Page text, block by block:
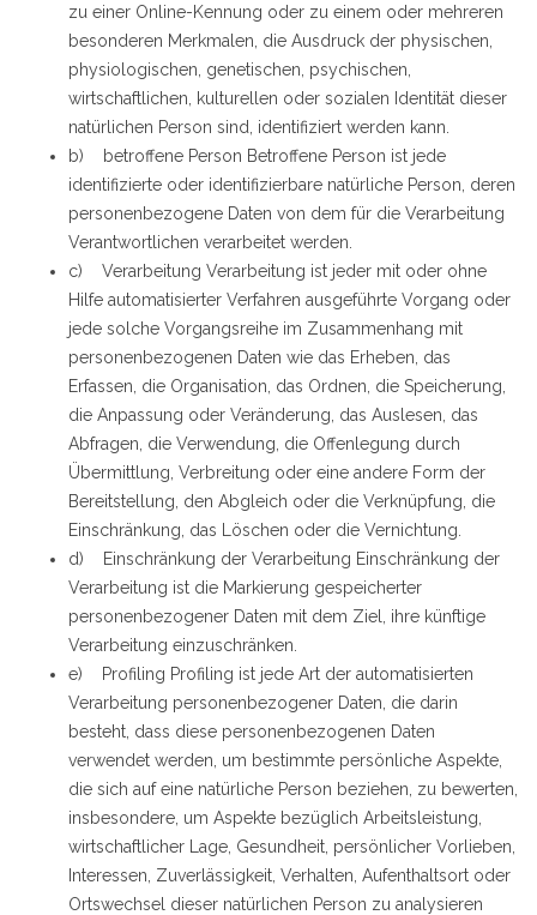
zu einer Online-Kennung oder zu einem oder mehreren
besonderen Merkmalen, die Ausdruck der physischen,
physiologischen, genetischen, psychischen,
wirtschaftlichen, kulturellen oder sozialen Identität dieser
natürlichen Person sind, identifiziert werden kann.
b) betroffene Person Betroffene Person ist jede
identifizierte oder identifizierbare natürliche Person, deren
personenbezogene Daten von dem für die Verarbeitung
Verantwortlichen verarbeitet werden.
c) Verarbeitung Verarbeitung ist jeder mit oder ohne
Hilfe automatisierter Verfahren ausgeführte Vorgang oder
jede solche Vorgangsreihe im Zusammenhang mit
personenbezogenen Daten wie das Erheben, das
Erfassen, die Organisation, das Ordnen, die Speicherung,
die Anpassung oder Veränderung, das Auslesen, das
Abfragen, die Verwendung, die Offenlegung durch
Übermittlung, Verbreitung oder eine andere Form der
Bereitstellung, den Abgleich oder die Verknüpfung, die
Einschränkung, das Löschen oder die Vernichtung.
d) Einschränkung der Verarbeitung Einschränkung der
Verarbeitung ist die Markierung gespeicherter
personenbezogener Daten mit dem Ziel, ihre künftige
Verarbeitung einzuschränken.
e) Profiling Profiling ist jede Art der automatisierten
Verarbeitung personenbezogener Daten, die darin
besteht, dass diese personenbezogenen Daten
verwendet werden, um bestimmte persönliche Aspekte,
die sich auf eine natürliche Person beziehen, zu bewerten,
insbesondere, um Aspekte bezüglich Arbeitsleistung,
wirtschaftlicher Lage, Gesundheit, persönlicher Vorlieben,
Interessen, Zuverlässigkeit, Verhalten, Aufenthaltsort oder
Ortswechsel dieser natürlichen Person zu analysieren